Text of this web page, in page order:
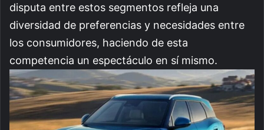
disputa entre estos segmentos refleja una
diversidad de preferencias y necesidades entre
los consumidores, haciendo de esta
competencia un espectáculo en sí mismo.